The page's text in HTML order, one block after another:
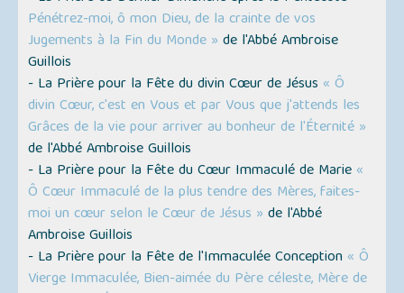
Pénétrez-moi, ô mon Dieu, de la crainte de vos
Jugements à la Fin du Monde » de l'Abbé Ambroise
Guillois
- La Prière pour la Fête du divin Cœur de Jésus « Ô
divin Cœur, c'est en Vous et par Vous que j'attends les
Grâces de la vie pour arriver au bonheur de l'Éternité »
de l'Abbé Ambroise Guillois
- La Prière pour la Fête du Cœur Immaculé de Marie «
Ô Cœur Immaculé de la plus tendre des Mères, faites-
moi un cœur selon le Cœur de Jésus » de l'Abbé
Ambroise Guillois
- La Prière pour la Fête de l'Immaculée Conception « Ô
Vierge Immaculée, Bien-aimée du Père céleste, Mère de